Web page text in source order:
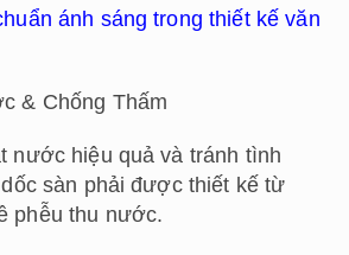
ánh sáng trong thiết kế văn
& Chống Thấm
nước hiệu quả và tránh tình
sàn phải được thiết kế từ
phễu thu nước.